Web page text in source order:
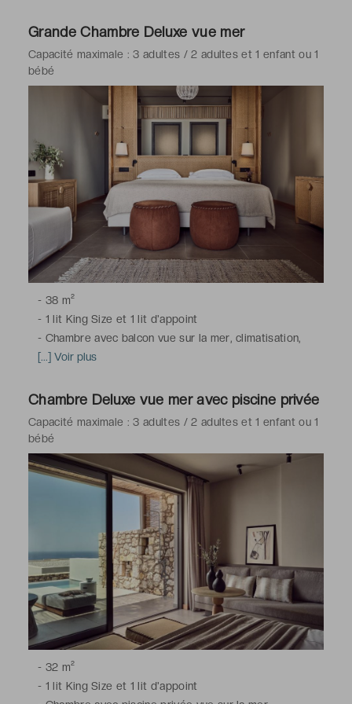
électronique pour ordinateur portable, minibar,
- Salle de bains avec douche, toilettes, sèche-cheveux,
articles de toilette gratuits
Grande Chambre Deluxe vue mer
Capacité maximale : 3 adultes / 2 adultes et 1 enfant ou 1
bébé
- 38 m²
- 1 lit King Size et 1 lit d'appoint
- Chambre avec balcon vue sur la mer, climatisation,
coin salon, télévision à écran plat avec chaînes satellite,
nécessaire à thé et à café, minibar, téléphone, Wi-Fi
sèche-cheveux, peignoirs & chaussons, articles de
toilette gratuits
[...] Voir plus
Chambre Deluxe vue mer avec piscine privée
Capacité maximale : 3 adultes / 2 adultes et 1 enfant ou 1
bébé
- 32 m²
- 1 lit King Size et 1 lit d'appoint